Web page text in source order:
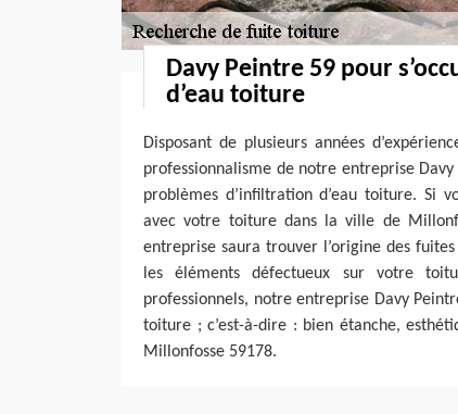
Davy Peintre 59 pour
d’eau toiture
Disposant de plusieurs années
professionnalisme de notre entreprise
problèmes d’infiltration d’eau toiture. Si
avec votre toiture dans la ville de
entreprise saura trouver l’origine des
les éléments défectueux sur votre
professionnels, notre entreprise Davy
toiture ; c’est-à-dire : bien étanche,
Millonfosse 59178.